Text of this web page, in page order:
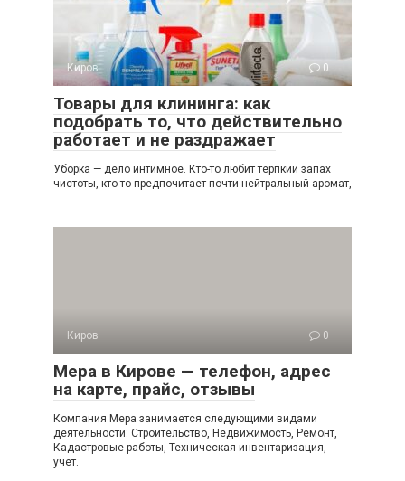
Киров 0
Товары для клининга: как
подобрать то, что действительно
работает и не раздражает
Уборка — дело интимное. Кто-то любит терпкий запах
чистоты, кто-то предпочитает почти нейтральный аромат,
Киров 0
Мера в Кирове — телефон, адрес
на карте, прайс, отзывы
Компания Мера занимается следующими видами
деятельности: Строительство, Недвижимость, Ремонт,
Кадастровые работы, Техническая инвентаризация,
учет.